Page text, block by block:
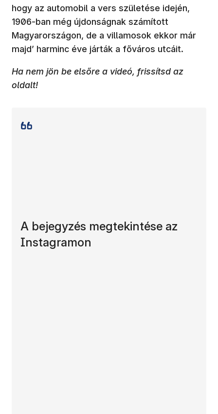
hogy az automobil a vers születése idején,
1906-ban még újdonságnak számított
Magyarországon, de a villamosok ekkor már
majd’ harminc éve járták a főváros utcáit.
Ha nem jön be elsőre a videó, frissítsd az
oldalt!
A bejegyzés megtekintése az
Instagramon